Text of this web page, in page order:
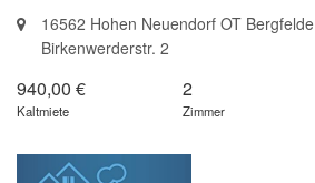
16562 Hohen Neuendorf OT Bergfelde
Birkenwerderstr. 2
940,00 €
Kaltmiete
2
Zimmer